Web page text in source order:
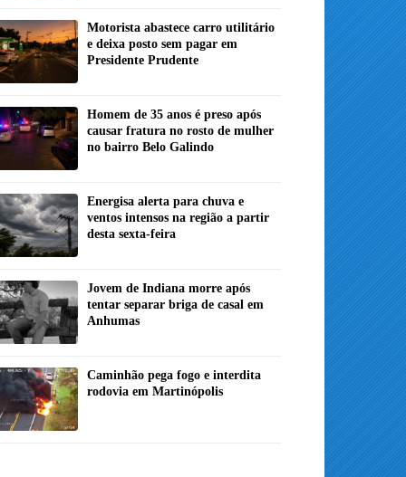
Motorista abastece carro utilitário
e deixa posto sem pagar em
Presidente Prudente
Homem de 35 anos é preso após
causar fratura no rosto de mulher
no bairro Belo Galindo
Energisa alerta para chuva e
ventos intensos na região a partir
desta sexta-feira
Jovem de Indiana morre após
tentar separar briga de casal em
Anhumas
Caminhão pega fogo e interdita
rodovia em Martinópolis